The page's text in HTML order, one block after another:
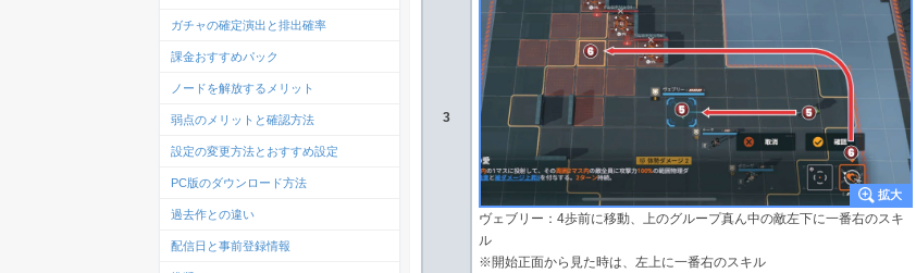
3
ヴェブリー：4歩前に移動、上のグループ真ん中の敵左下に一番右のスキ
ル
※開始正面から見た時は、左上に一番右のスキル
ガチャの確定演出と排出確率
課金おすすめパック
ノードを解放するメリット
弱点のメリットと確認方法
設定の変更方法とおすすめ設定
PC版のダウンロード方法
過去作との違い
配信日と事前登録情報